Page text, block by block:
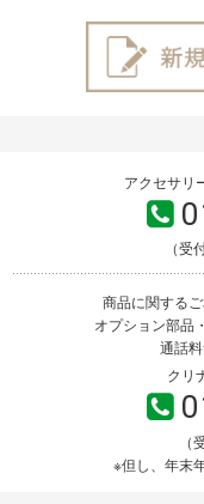
アクセサリ
（受
商品に関する
オプション部品
通話
クリ
（
※但し、年末